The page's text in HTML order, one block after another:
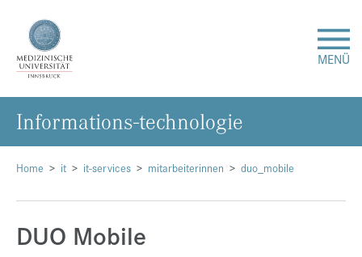
MENÜ
Forschung
Studium & Lehre
Home it it-services mitarbeiterinnen duo_mobile
DUO Mobile
In­for­ma­ti­ons-tech­no­lo­gie